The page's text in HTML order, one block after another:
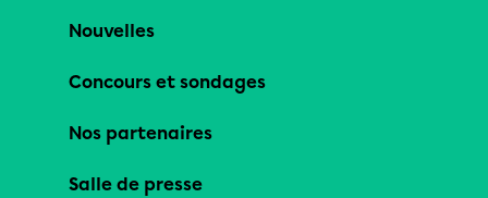
Nouvelles
Concours et sondages
Nos partenaires
Salle de presse